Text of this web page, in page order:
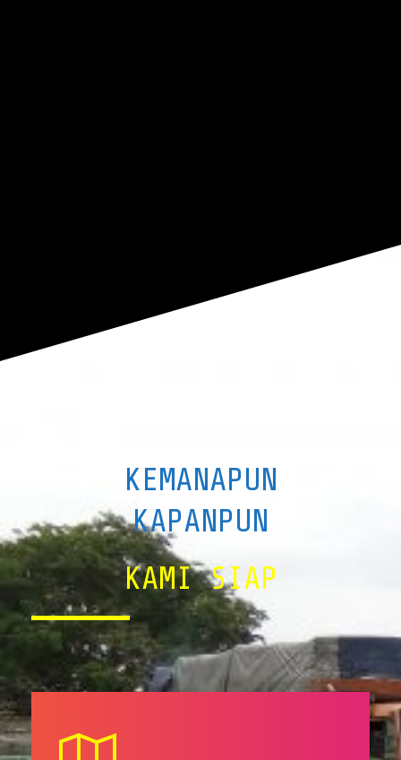
KEMANAPUN
KAPANPUN
KAMI SIAP